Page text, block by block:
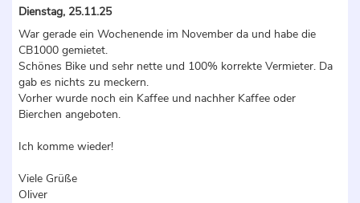
Dienstag, 25.11.25
War gerade ein Wochenende im November da und habe die
CB1000 gemietet.
Schönes Bike und sehr nette und 100% korrekte Vermieter. Da
gab es nichts zu meckern.
Vorher wurde noch ein Kaffee und nachher Kaffee oder
Bierchen angeboten.
Ich komme wieder!
Viele Grüße
Oliver